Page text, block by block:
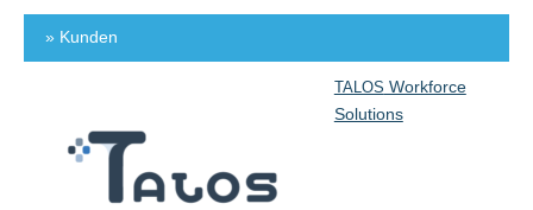
» Kunden
TALOS Workforce
Solutions